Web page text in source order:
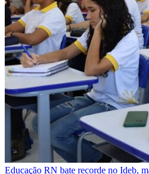
Educação RN bate recorde no Ideb,